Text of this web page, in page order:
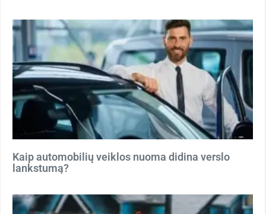
Kaip automobilių veiklos nuoma didina verslo
lankstumą?